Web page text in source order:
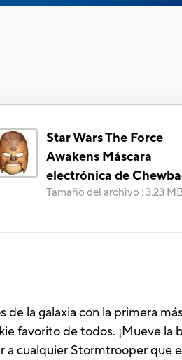
Star Wars The Force
Awakens Máscara
electrónica de
Tamaño del archivo :3.23 MB
la galaxia con la primera
favorito de todos. ¡Mueve la
cualquier Stormtrooper que